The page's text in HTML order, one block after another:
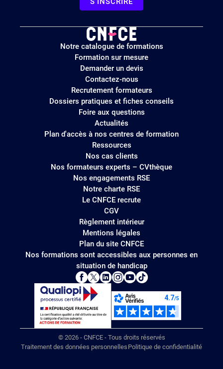
Logo
site
Notre catalogue de formations
Formation sur mesure
Demander un devis
Contactez-nous
Recrutement formateurs
Dossiers pratiques et fiches conseils
Foire aux questions
Actualités
Plan d'accès à nos centres de formation
Ressources
Nos cas clients
Nos formateurs experts – CVthèque
Nos engagements RSE
Notre charte RSE
Le CNFCE recrute
CGV
Règlement intérieur
Mentions légales
Plan du site CNFCE
Nos formations sont accessibles aux personnes en
situation de handicap
© 2026 - CNFCE - Tous droits réservés
Traitement des données personnelles Politique de confidentialité